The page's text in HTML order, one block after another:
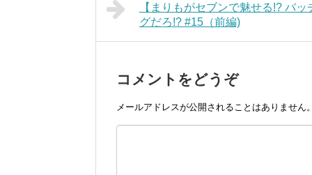
【まりもがセブンで魅せる!? バ
グだろ!? #15（前編)
コメントをどうぞ
メールアドレスが公開されることはありません